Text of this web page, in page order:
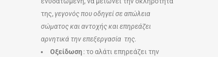
της, γεγονός που οδηγεί σε απώλεια
σώματος και αντοχής και επηρεάζει
αρνητικά την επεξεργασία της.
Οξείδωση : το αλάτι επηρεάζει την